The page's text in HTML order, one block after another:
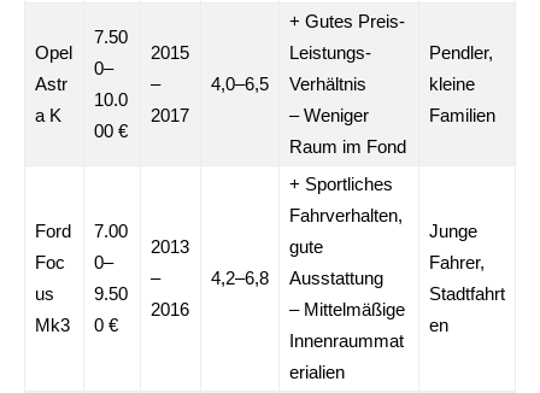
Opel
Astr
a K
7.50
0–
10.0
00 €
2015
–
2017
4,0–6,5
+ Gutes Preis-
Leistungs-
Verhältnis
– Weniger
Raum im Fond
Pendler,
kleine
Familien
Ford
Foc
us
Mk3
7.00
0–
9.50
0 €
2013
–
2016
4,2–6,8
+ Sportliches
Fahrverhalten,
gute
Ausstattung
– Mittelmäßige
Innenraummat
erialien
Junge
Fahrer,
Stadtfahrt
en